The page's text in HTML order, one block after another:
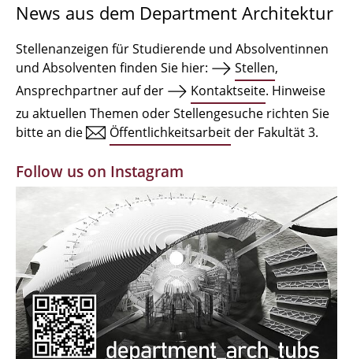
Institute
Einrichtungen
Zeichensäle
MBW | Modellbauwerkstatt
Alumni | cloud club
Dokumente und Downloads
News aus dem Department Architektur
Stellenanzeigen für Studierende und Absolventinnen
und Absolventen finden Sie hier:
Stellen,
Ansprechpartner auf der
Kontaktseite. Hinweise
zu aktuellen Themen oder Stellengesuche richten Sie
bitte an die
Öffentlichkeitsarbeit der Fakultät 3.
Follow us on Instagram